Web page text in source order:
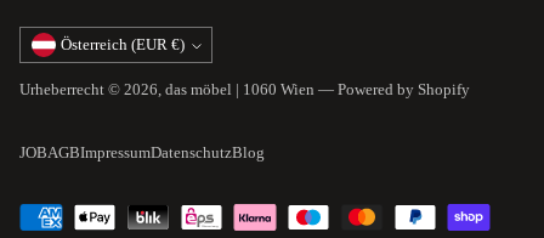
Währung Österreich (EUR €)
Urheberrecht © 2026, das möbel | 1060 Wien — Powered by Shopify
JOBAGBImpressumDatenschutzBlog